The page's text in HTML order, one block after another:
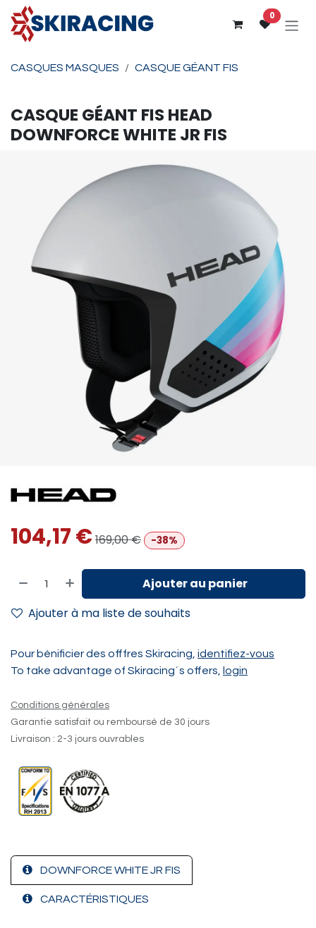
Se rendre au contenu
0
CASQUES MASQUES CASQUE GÉANT FIS
CASQUE GÉANT FIS HEAD
DOWNFORCE WHITE JR FIS
104,17€169,00€ -38%
Ajouter au panier
Ajouter à ma liste de souhaits
Pour bénificier des offfres Skiracing, identifiez-vous
To take advantage of Skiracing´s offers,
login
Conditions générales
Garantie satisfait ou remboursé de 30 jours
Livraison : 2-3 jours ouvrables
DOWNFORCE WHITE JR FIS
CARACTÉRISTIQUES